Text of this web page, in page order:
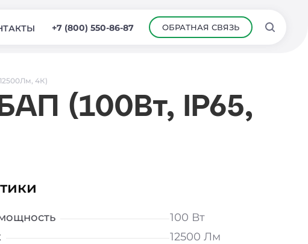
+7 (800) 550-86-87 ОБРАТНАЯ СВЯЗЬ
4К)
(100Вт, IP65,
100 Вт
12500 Лм